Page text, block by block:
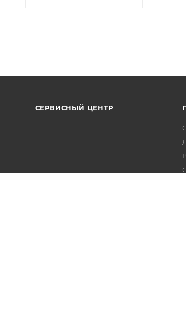
СЕРВИСНЫЙ ЦЕНТР